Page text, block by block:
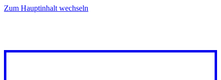
Zum Hauptinhalt wechseln